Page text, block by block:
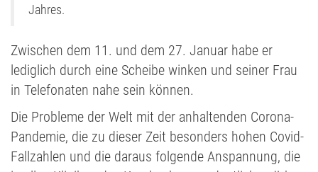
Jahres.
Zwischen dem 11. und dem 27. Januar habe er
lediglich durch eine Scheibe winken und seiner Frau
in Telefonaten nahe sein können.
Die Probleme der Welt mit der anhaltenden Corona-
Pandemie, die zu dieser Zeit besonders hohen Covid-
Fallzahlen und die daraus folgende Anspannung, die